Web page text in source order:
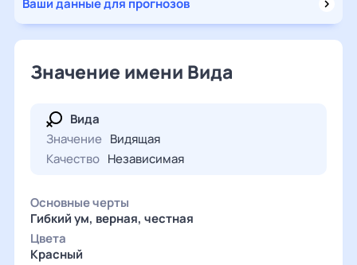
Ваши данные для прогнозов
Значение имени Вида
Вида
Значение Видящая
Качество Независимая
Основные черты
Гибкий ум, верная, честная
Цвета
Красный